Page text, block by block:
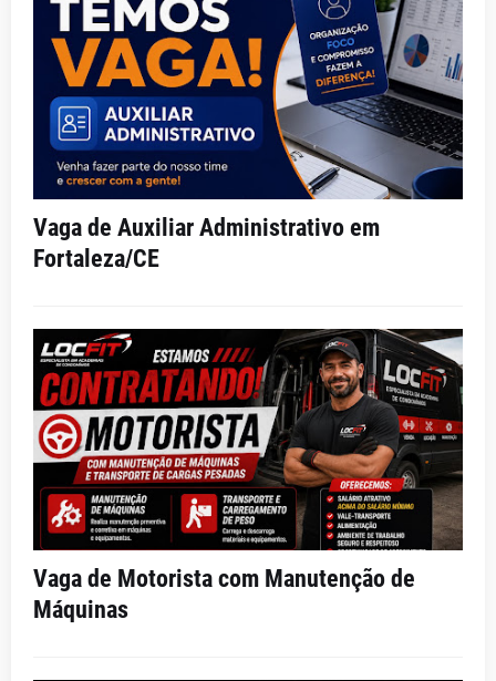
Vaga de Auxiliar Administrativo em
Fortaleza/CE
Vaga de Motorista com Manutenção de
Máquinas